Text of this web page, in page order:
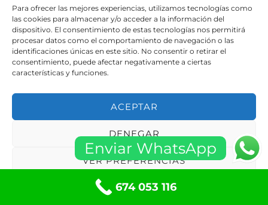
Para ofrecer las mejores experiencias, utilizamos tecnologías como
las cookies para almacenar y/o acceder a la información del
dispositivo. El consentimiento de estas tecnologías nos permitirá
procesar datos como el comportamiento de navegación o las
identificaciones únicas en este sitio. No consentir o retirar el
consentimiento, puede afectar negativamente a ciertas
características y funciones.
ACEPTAR
DENEGAR
VER PREFERENCIAS
Política de cookiesPolíticas de privacidad
Nuestros Servicios 24 Horas
- Persianas para Casa
- Puertas de Garaje Enrollables
- Puertas de Garaje Basculantes
Enviar WhatsApp
674 053 116